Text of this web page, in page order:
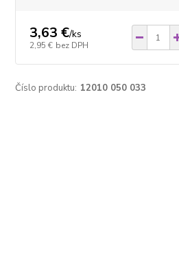
3,63 €/ks
2,95 € bez DPH
Číslo produktu: 12010 050 033